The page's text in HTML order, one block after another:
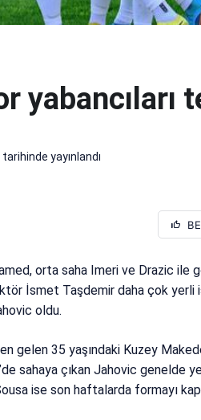
yabancıları
tarihinde yayınlandı
orta saha Imeri ve Drazic ile
İsmet Taşdemir daha çok
oldu.
gelen 35 yaşındaki Kuzey
sahaya çıkan Jahovic genelde
ise son haftalarda formayı